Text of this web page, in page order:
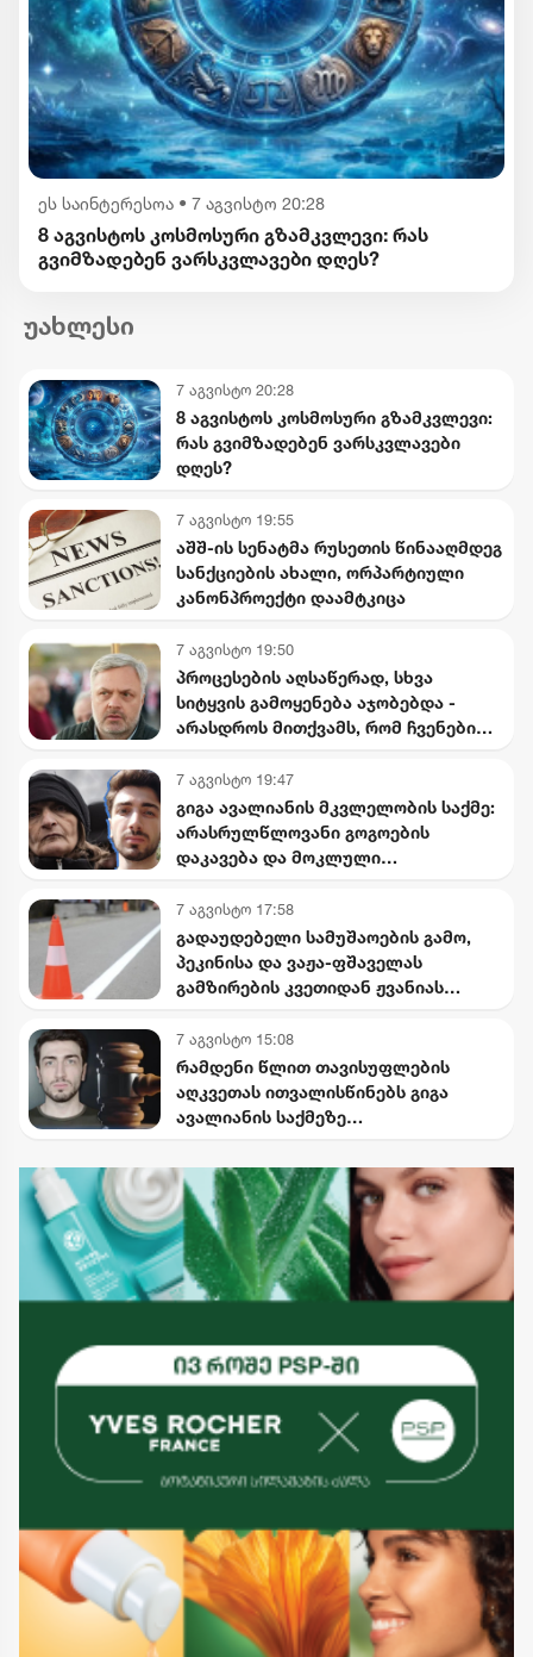
ეს საინტერესოა • 7 აგვისტო 20:28
8 აგვისტოს კოსმოსური გზამკვლევი: რას
გვიმზადებენ ვარსკვლავები დღეს?
უახლესი
7 აგვისტო 20:28
8 აგვისტოს კოსმოსური გზამკვლევი:
რას გვიმზადებენ ვარსკვლავები
დღეს?
7 აგვისტო 19:55
აშშ-ის სენატმა რუსეთის წინააღმდეგ
სანქციების ახალი, ორპარტიული
კანონპროექტი დაამტკიცა
7 აგვისტო 19:50
პროცესების აღსაწერად, სხვა
სიტყვის გამოყენება აჯობებდა -
არასდროს მითქვამს, რომ ჩვენები
"ხვრეტდნენ" - ბარამიძე
7 აგვისტო 19:47
გიგა ავალიანის მკვლელობის საქმე:
არასრულწლოვანი გოგოების
დაკავება და მოკლული
7 აგვისტო 17:58
გადაუდებელი სამუშაოების გამო,
პეკინისა და ვაჟა-ფშაველას
გამზირების კვეთიდან ჟვანიას
დროებით შეიზღუდება
7 აგვისტო 15:08
რამდენი წლით თავისუფლების
აღკვეთას ითვალისწინებს გიგა
ავალიანის საქმეზე
წაყენებული ბრალდება